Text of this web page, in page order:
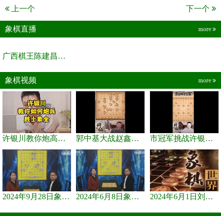
上一个 下一个
象棋直播 more
广西棋王陈建昌直播间
象棋视频 more
许银川教你炮高兵士象全如何赢士象全，简单四步即可 郭中基大战赵鑫鑫，许银川激情讲解 市冠军挑战许银川，急进中兵变化真激烈！
2024年9月28日象棋世界栏目，刘君、蒋川讲解了第九届杨官璘杯象棋... 2024年6月8日象棋世界，刘君、蒋川讲解了第九届杨官璘杯全国象棋... 2024年6月1日刘君、蒋川讲解第三届上海杯象棋大师赛谢靖与李少庚...